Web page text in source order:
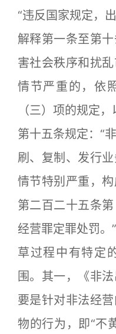
“违反国家规定，
解释第一条至第
害社会秩序和扰乱
情节严重的，依
（三）项的规定
第十五条规定：“
刷、复制、发行业
情节特别严重，
第二百二十五条
经营罪定罪处罚
草过程中有特定
围。其一，《非
要是针对非法经
物的行为，即“不